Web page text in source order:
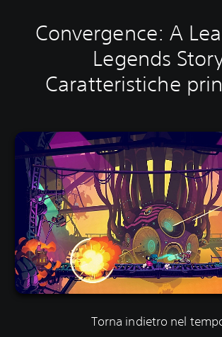
Convergence: A
Legends
Caratteristiche
Torna indietro nel